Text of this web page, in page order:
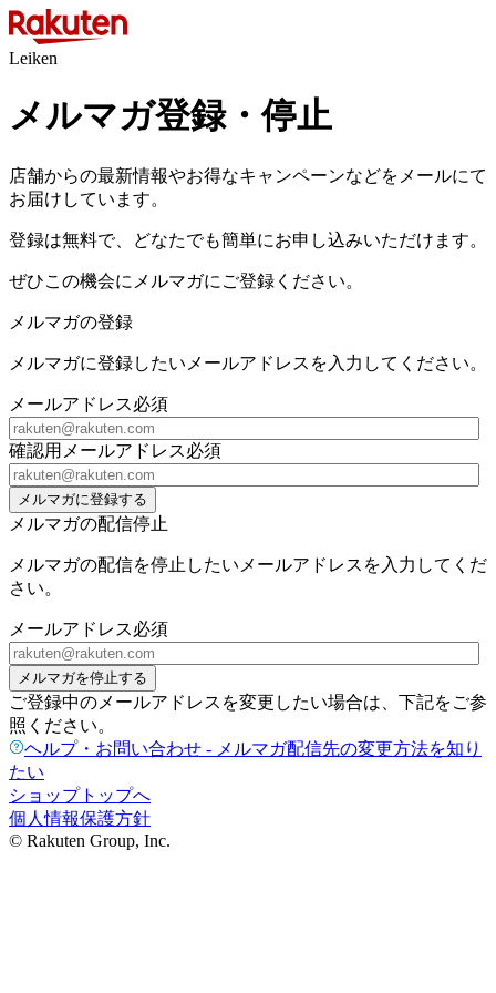
Leiken
メルマガ登録・停止
店舗からの最新情報やお得なキャンペーンなどをメールにて
お届けしています。
登録は無料で、どなたでも簡単にお申し込みいただけます。
ぜひこの機会にメルマガにご登録ください。
メルマガの登録
メルマガに登録したいメールアドレスを入力してください。
メールアドレス必須
確認用メールアドレス必須
メルマガに登録する
メルマガの配信停止
メルマガの配信を停止したいメールアドレスを入力してくだ
さい。
メールアドレス必須
メルマガを停止する
ご登録中のメールアドレスを変更したい場合は、下記をご参
照ください。
ヘルプ・お問い合わせ - メルマガ配信先の変更方法を知り
たい
ショップトップへ
個人情報保護方針
© Rakuten Group, Inc.